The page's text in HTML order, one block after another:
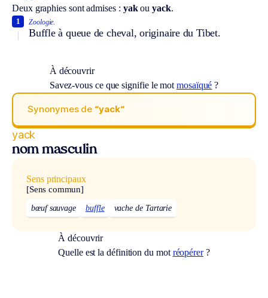
Deux graphies sont admises : yakouyack.
Zoologie.
Buffle à queue de cheval, originaire du Tibet.
1
À découvrir
Savez-vous ce que signifie le motmosaïqué ?
Synonymes de “yack“
yack
nom masculin
Sens principaux
[Sens commun]
bœuf sauvage buffle vache de Tartarie
À découvrir
Quelle est la définition du mot réopérer?